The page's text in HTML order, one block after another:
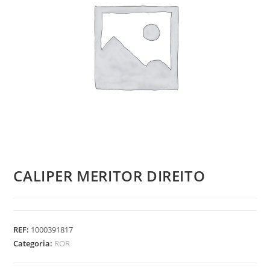
CALIPER MERITOR DIREITO
REF: 1000391817
Categoria: ROR